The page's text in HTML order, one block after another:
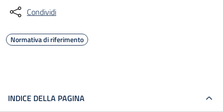
Condividi
Normativa di riferimento
INDICE DELLA PAGINA